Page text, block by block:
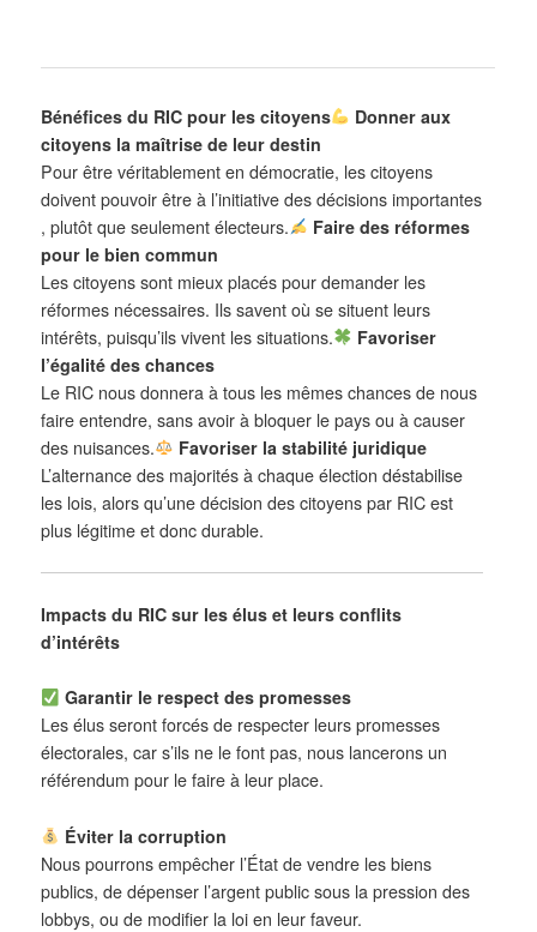
Bénéfices du RIC pour les citoyens
Donner aux
citoyens la maîtrise de leur destin
Pour être véritablement en démocratie, les citoyens
doivent pouvoir être à l’initiative des décisions importantes
, plutôt que seulement électeurs.
Faire des réformes
pour le bien commun
Les citoyens sont mieux placés pour demander les
réformes nécessaires. Ils savent où se situent leurs
intérêts, puisqu’ils vivent les situations.
Favoriser
l’égalité des chances
Le RIC nous donnera à tous les mêmes chances de nous
faire entendre, sans avoir à bloquer le pays ou à causer
des nuisances.
Favoriser la stabilité juridique
L’alternance des majorités à chaque élection déstabilise
les lois, alors qu’une décision des citoyens par RIC est
plus légitime et donc durable.
Impacts du RIC sur les élus et leurs conflits
d’intérêts
Garantir le respect des promesses
Les élus seront forcés de respecter leurs promesses
électorales, car s’ils ne le font pas, nous lancerons un
référendum pour le faire à leur place.
Éviter la corruption
Nous pourrons empêcher l’État de vendre les biens
publics, de dépenser l’argent public sous la pression des
lobbys, ou de modifier la loi en leur faveur.